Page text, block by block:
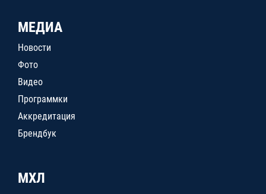
МЕДИА
Новости
Фото
Видео
Программки
Аккредитация
Брендбук
МХЛ